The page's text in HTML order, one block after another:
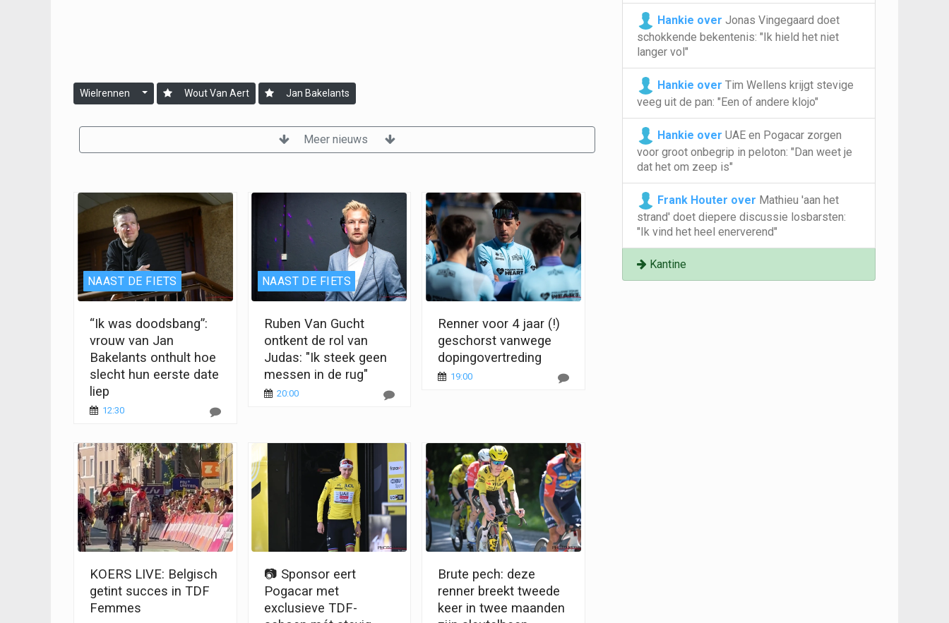
Wielrennen Wout Van Aert Jan Bakelants
Meer nieuws
NAAST DE FIETS
“Ik was doodsbang”:
vrouw van Jan
Bakelants onthult hoe
slecht hun eerste date
liep
12:30
NAAST DE FIETS
Ruben Van Gucht
ontkent de rol van
Judas: "Ik steek geen
messen in de rug"
20:00
Renner voor 4 jaar (!)
geschorst vanwege
dopingovertreding
19:00
KOERS LIVE: Belgisch
getint succes in TDF
Femmes
📷 Sponsor eert
Pogacar met
exclusieve TDF-
Brute pech: deze
renner breekt tweede
keer in twee maanden
Hankie over Jonas Vingegaard doet
schokkende bekentenis: "Ik hield het niet
langer vol"
Hankie over Tim Wellens krijgt stevige
veeg uit de pan: "Een of andere klojo"
Hankie over UAE en Pogacar zorgen
voor groot onbegrip in peloton: "Dan weet je
dat het om zeep is"
Frank Houter over Mathieu 'aan het
strand' doet diepere discussie losbarsten:
"Ik vind het heel enerverend"
Kantine